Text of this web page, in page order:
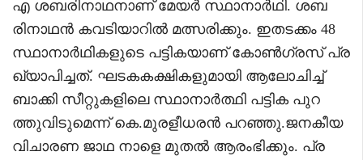
എ ശബരിനാഥനാണ് മേയർ സ്ഥാനാർഥി. ശബ
രിനാഥൻ കവടിയാറിൽ മത്സരിക്കും. ഇതടക്കം 48
സ്ഥാനാർഥികളുടെ പട്ടികയാണ് കോൺഗ്രസ് പ്ര
ഖ്യാപിച്ചത്. ഘടകകക്ഷികളുമായി ആലോചിച്ച്
ബാക്കി സീറ്റുകളിലെ സ്ഥാനാർത്ഥി പട്ടിക പുറ
ത്തുവിടുമെന്ന് കെ.മുരളീധരൻ പറഞ്ഞു.ജനകീയ
വിചാരണ ജാഥ നാളെ മുതൽ ആരംഭിക്കും. പ്ര